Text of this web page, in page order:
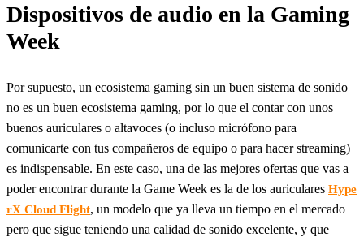
Dispositivos de audio en la Gaming
Week
Por supuesto, un ecosistema gaming sin un buen sistema de sonido
no es un buen ecosistema gaming, por lo que el contar con unos
buenos auriculares o altavoces (o incluso micrófono para
comunicarte con tus compañeros de equipo o para hacer streaming)
es indispensable. En este caso, una de las mejores ofertas que vas a
poder encontrar durante la Game Week es la de los auriculares Hype
rX Cloud Flight, un modelo que ya lleva un tiempo en el mercado
pero que sigue teniendo una calidad de sonido excelente, y que